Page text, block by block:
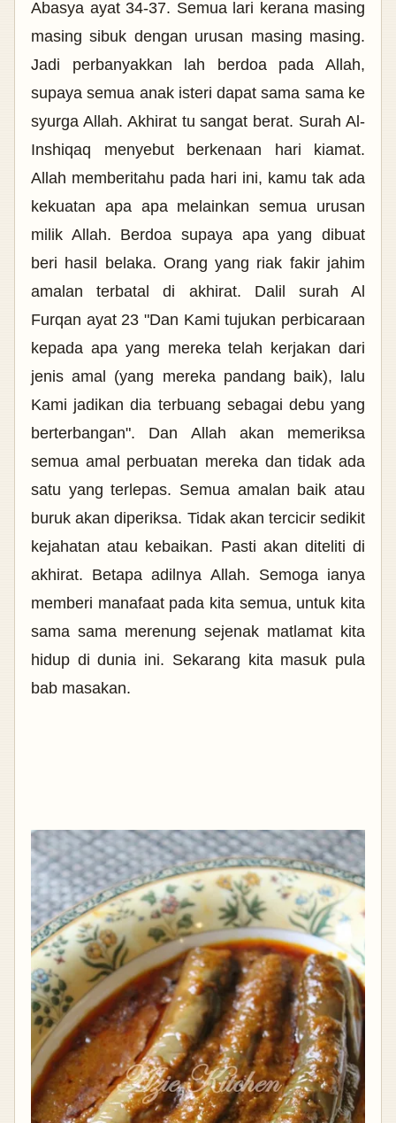
Abasya ayat 34-37. Semua lari kerana masing
masing sibuk dengan urusan masing masing.
Jadi perbanyakkan lah berdoa pada Allah,
supaya semua anak isteri dapat sama sama ke
syurga Allah. Akhirat tu sangat berat. Surah Al-
Inshiqaq menyebut berkenaan hari kiamat.
Allah memberitahu pada hari ini, kamu tak ada
kekuatan apa apa melainkan semua urusan
milik Allah. Berdoa supaya apa yang dibuat
beri hasil belaka. Orang yang riak fakir jahim
amalan terbatal di akhirat. Dalil surah Al
Furqan ayat 23 "Dan Kami tujukan perbicaraan
kepada apa yang mereka telah kerjakan dari
jenis amal (yang mereka pandang baik), lalu
Kami jadikan dia terbuang sebagai debu yang
berterbangan". Dan Allah akan memeriksa
semua amal perbuatan mereka dan tidak ada
satu yang terlepas. Semua amalan baik atau
buruk akan diperiksa. Tidak akan tercicir sedikit
kejahatan atau kebaikan. Pasti akan diteliti di
akhirat. Betapa adilnya Allah. Semoga ianya
memberi manafaat pada kita semua, untuk kita
sama sama merenung sejenak matlamat kita
hidup di dunia ini. Sekarang kita masuk pula
bab masakan.